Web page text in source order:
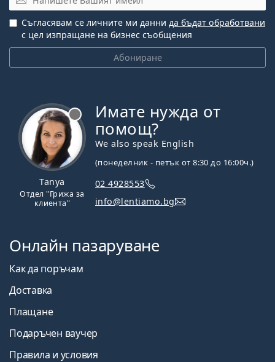
Абониране
Съгласявам се личните ми данни да бъдат обработвани
с цел изпращане на бизнес съобщения
Tanya
Отдел "Грижа за
клиента"
Имате нужда от
помощ?
We also speak English
(понеделник - петък от 8:30 до 16:00ч.)
02 4928553
info@lentiamo.bg
Онлайн пазаруване
Как да поръчам
Доставка
Плащане
Подаръчен ваучер
Правила и условия